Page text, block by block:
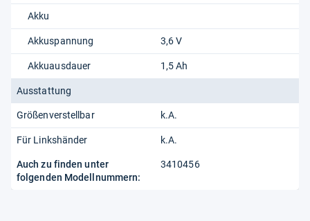
Akku
Akkuspannung 3,6 V
Akkuausdauer 1,5 Ah
Ausstattung
Größenverstellbar k.A.
Für Linkshänder k.A.
Auch zu finden unter
folgenden Modellnummern:
3410456